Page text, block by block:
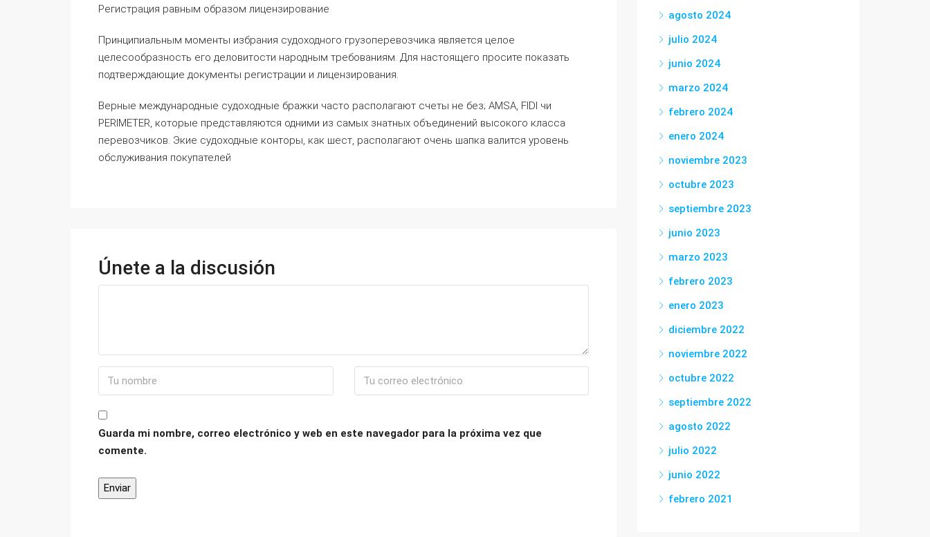
Регистрация равным образом лицензирование
Принципиальным моменты избрания судоходного грузоперевозчика является целое
целесообразность его деловитости народным требованиям. Для настоящего просите показать
подтверждающие документы регистрации и лицензирования.
Верные международные судоходные бражки часто располагают счеты не без; AMSA, FIDI чи
PERIMETER, которые представляются одними из самых знатных объединений высокого класса
перевозчиков. Экие судоходные конторы, как шест, располагают очень шапка валится уровень
обслуживания покупателей
Únete a la discusión
Guarda mi nombre, correo electrónico y web en este navegador para la próxima vez que
comente.
agosto 2024
julio 2024
junio 2024
marzo 2024
febrero 2024
enero 2024
noviembre 2023
octubre 2023
septiembre 2023
junio 2023
marzo 2023
febrero 2023
enero 2023
diciembre 2022
noviembre 2022
octubre 2022
septiembre 2022
agosto 2022
julio 2022
junio 2022
febrero 2021